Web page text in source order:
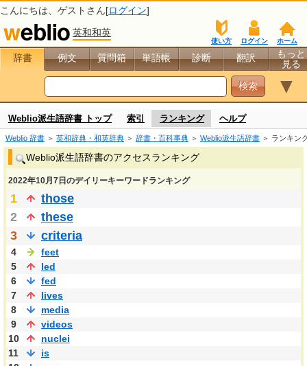
こんにちは、 ゲスト さん[ログイン]
英和和英
ホーム
ログイン
使い方
辞書 例文 質問箱 単語帳 診断 翻訳
もっと
見る
▼
Weblio派生語辞書 トップ 索引 ランキング ヘルプ
Weblio 辞書 ＞ 英和辞典・和英辞典 ＞ 辞書・百科事典 ＞ Weblio派生語辞書 ＞ ランキン
Weblio派生語辞書のアクセスランキング
2022年10月7日のデイリーキーワードランキング
1
those
2
these
3
criteria
4
feet
5
led
6
fed
7
lives
8
media
9
videos
10
nuclei
11
is